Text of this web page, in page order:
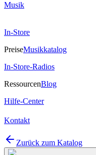
Musik
In-Store
PreiseMusikkatalog
In-Store-Radios
RessourcenBlog
Hilfe-Center
Kontakt
Zurück zum Katalog